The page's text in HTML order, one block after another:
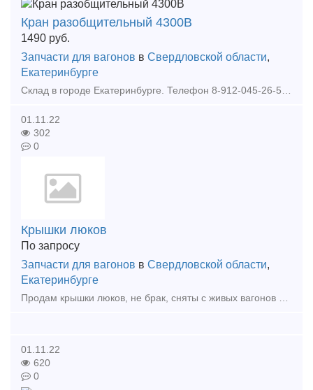
Кран разобщительный 4300В
1490 руб.
Запчасти для вагонов в Свердловской области,
Екатеринбурге
Склад в городе Екатеринбурге. Телефон 8-912-045-26-58 Денис. Колодка тип М - 1950 руб с НДС Колодка 25610-Н - 700 руб с НДС Колодка тип С - 1690 руб с НДС КТХ - 1550 руб с Н
01.11.22
302
0
Крышки люков
По запросу
Запчасти для вагонов в Свердловской области,
Екатеринбурге
Продам крышки люков, не брак, сняты с живых вагонов в количестве 100 шт, цена 13000 руб с НДС. Тип предложения: предлагаю продукцию, услугу
01.11.22
620
0